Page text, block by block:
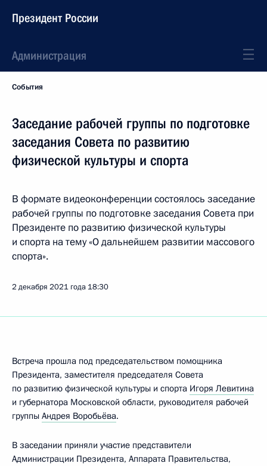
Президент России
Администрация
События
Заседание рабочей группы по подготовке
заседания Совета по развитию
физической культуры и спорта
В формате видеоконференции состоялось заседание
рабочей группы по подготовке заседания Совета при
Президенте по развитию физической культуры
и спорта на тему «О дальнейшем развитии массового
спорта».
2 декабря 2021 года 18:30
Встреча прошла под председательством помощника
Президента, заместителя председателя Совета
по развитию физической культуры и спорта Игоря Левитина
и губернатора Московской области, руководителя рабочей
группы Андрея Воробьёва.
В заседании приняли участие представители
Администрации Президента, Аппарата Правительства,